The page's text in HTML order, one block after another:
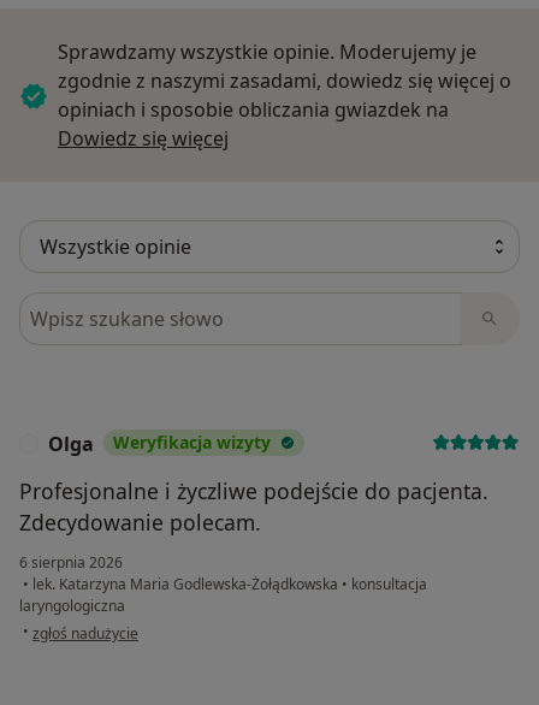
Sprawdzamy wszystkie opinie. Moderujemy je
zgodnie z naszymi zasadami, dowiedz się więcej o
opiniach i sposobie obliczania gwiazdek na
Dowiedz się więcej
Szukaj w opiniach
Olga Weryfikacja wizyty
Profesjonalne i życzliwe podejście do pacjenta.
Zdecydowanie polecam.
6 sierpnia 2026
• lek. Katarzyna Maria Godlewska-Żołądkowska • konsultacja
laryngologiczna
• w opinii użytkownika Olga
zgłoś nadużycie